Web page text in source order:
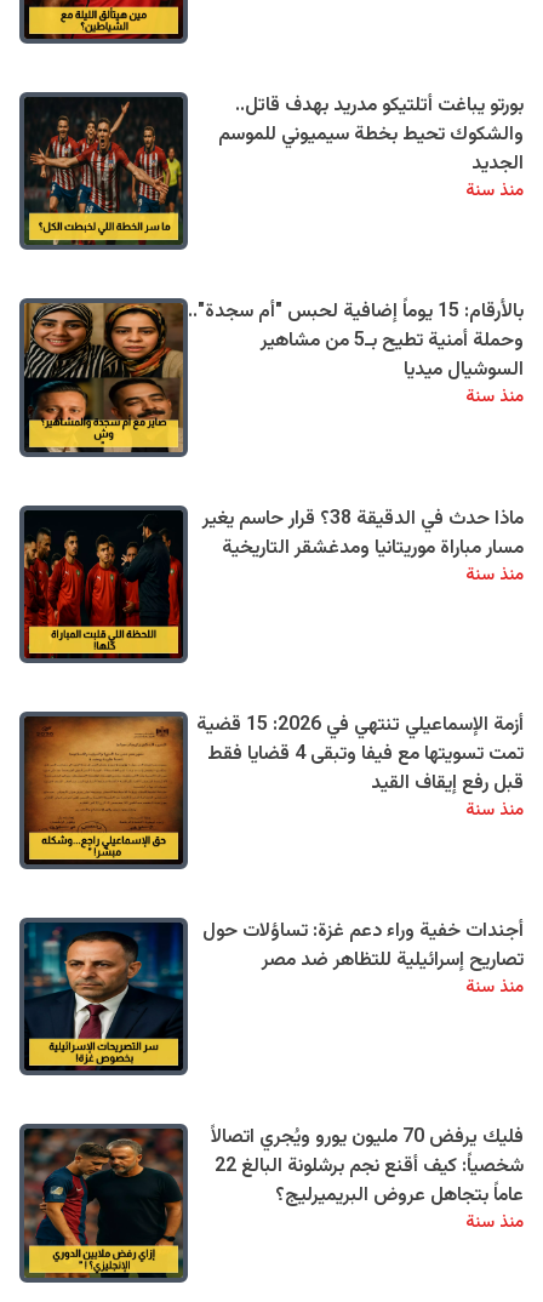
بورتو يباغت أتلتيكو مدريد بهدف قاتل..
والشكوك تحيط بخطة سيميوني للموسم
الجديد
منذ سنة
بالأرقام: 15 يوماً إضافية لحبس "أم سجدة"..
وحملة أمنية تطيح بـ5 من مشاهير
السوشيال ميديا
منذ سنة
ماذا حدث في الدقيقة 38؟ قرار حاسم يغير
مسار مباراة موريتانيا ومدغشقر التاريخية
منذ سنة
أزمة الإسماعيلي تنتهي في 2026: 15 قضية
تمت تسويتها مع فيفا وتبقى 4 قضايا فقط
قبل رفع إيقاف القيد
منذ سنة
أجندات خفية وراء دعم غزة: تساؤلات حول
تصاريح إسرائيلية للتظاهر ضد مصر
منذ سنة
فليك يرفض 70 مليون يورو ويُجري اتصالاً
شخصياً: كيف أقنع نجم برشلونة البالغ 22
عاماً بتجاهل عروض البريميرليج؟
منذ سنة